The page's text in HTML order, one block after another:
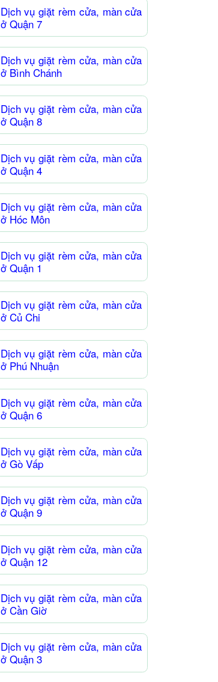
Dịch Vụ Giặt Rèm Cửa, Màn
Dịch vụ giặt rèm cửa, màn cửa
ở Quận 7
Dịch vụ giặt rèm cửa, màn cửa
ở Bình Chánh
Dịch vụ giặt rèm cửa, màn cửa
ở Quận 8
Dịch vụ giặt rèm cửa, màn cửa
ở Quận 4
Dịch vụ giặt rèm cửa, màn cửa
ở Hóc Môn
Dịch vụ giặt rèm cửa, màn cửa
ở Quận 1
Dịch vụ giặt rèm cửa, màn cửa
ở Củ Chi
Dịch vụ giặt rèm cửa, màn cửa
ở Phú Nhuận
Dịch vụ giặt rèm cửa, màn cửa
ở Quận 6
Dịch vụ giặt rèm cửa, màn cửa
ở Gò Vấp
Dịch vụ giặt rèm cửa, màn cửa
ở Quận 9
Dịch vụ giặt rèm cửa, màn cửa
ở Quận 12
Dịch vụ giặt rèm cửa, màn cửa
ở Cần Giờ
Dịch vụ giặt rèm cửa, màn cửa
ở Quận 3